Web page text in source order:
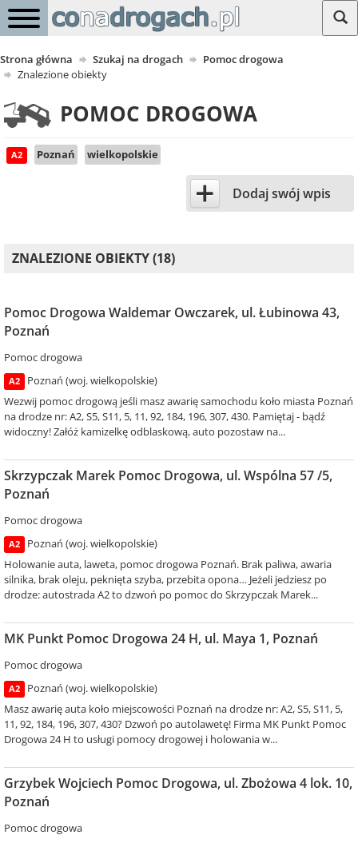
Strona główna Szukaj na drogach
Pomoc drogowa
Znalezione obiekty
POMOC DROGOWA
A2 Poznań wielkopolskie
+ Dodaj swój wpis
ZNALEZIONE OBIEKTY (18)
Pomoc Drogowa Waldemar Owczarek, ul. Łubinowa 43,
Poznań
Pomoc drogowa
A2
Poznań (woj. wielkopolskie)
Wezwij pomoc drogową jeśli masz awarię samochodu koło miasta Poznań
na drodze nr: A2, S5, S11, 5, 11, 92, 184, 196, 307, 430. Pamiętaj - bądź
widoczny! Załóż kamizelkę odblaskową, auto pozostaw na...
Skrzypczak Marek Pomoc Drogowa, ul. Wspólna 57 /5,
Poznań
Pomoc drogowa
A2
Poznań (woj. wielkopolskie)
Holowanie auta, laweta, pomoc drogowa Poznań. Brak paliwa, awaria
silnika, brak oleju, peknięta szyba, przebita opona… Jeżeli jedziesz po
drodze: autostrada A2 to dzwoń po pomoc do Skrzypczak Marek...
MK Punkt Pomoc Drogowa 24 H, ul. Maya 1, Poznań
Pomoc drogowa
A2
Poznań (woj. wielkopolskie)
Masz awarię auta koło miejscowości Poznań na drodze nr: A2, S5, S11, 5,
11, 92, 184, 196, 307, 430? Dzwoń po autolawetę! Firma MK Punkt Pomoc
Drogowa 24 H to usługi pomocy drogowej i holowania w...
Grzybek Wojciech Pomoc Drogowa, ul. Zbożowa 4 lok. 10,
Poznań
Pomoc drogowa